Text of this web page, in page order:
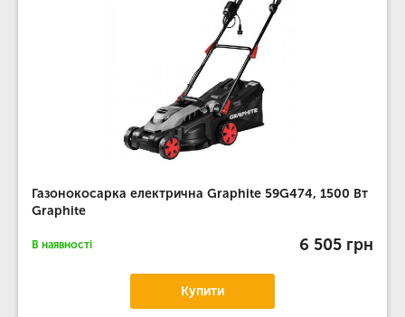
Газонокосарка електрична Graphite 59G474, 1500 Вт
Graphite
В наявності 6 505 грн
Купити